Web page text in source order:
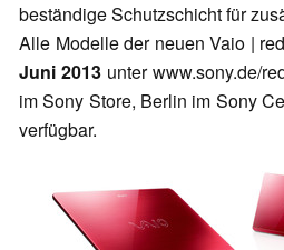
beständige Schutzschicht für
Alle Modelle der neuen Vaio |
Juni 2013unter www.sony.de/
im Sony Store, Berlin im Sony
verfügbar.